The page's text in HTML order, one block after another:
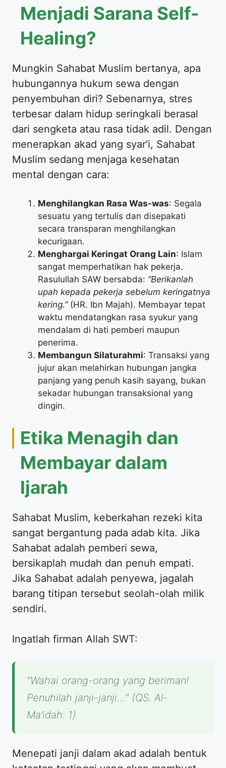
Menjadi Sarana Self-
Healing?
​Mungkin Sahabat Muslim bertanya, apa
hubungannya hukum sewa dengan
penyembuhan diri? Sebenarnya, stres
terbesar dalam hidup seringkali berasal
dari sengketa atau rasa tidak adil. Dengan
menerapkan akad yang syar’i, Sahabat
Muslim sedang menjaga kesehatan
mental dengan cara:
Menghilangkan Rasa Was-was: Segala
sesuatu yang tertulis dan disepakati
secara transparan menghilangkan
kecurigaan.
Menghargai Keringat Orang Lain: Islam
sangat memperhatikan hak pekerja.
Rasulullah SAW bersabda: “Berikanlah
upah kepada pekerja sebelum keringatnya
kering.”(HR. Ibn Majah). Membayar tepat
waktu mendatangkan rasa syukur yang
mendalam di hati pemberi maupun
penerima.
Membangun Silaturahmi: Transaksi yang
jujur akan melahirkan hubungan jangka
panjang yang penuh kasih sayang, bukan
sekadar hubungan transaksional yang
dingin.
​Etika Menagih dan
Membayar dalam
Ijarah
​Sahabat Muslim, keberkahan rezeki kita
sangat bergantung pada adab kita. Jika
Sahabat adalah pemberi sewa,
bersikaplah mudah dan penuh empati.
Jika Sahabat adalah penyewa, jagalah
barang titipan tersebut seolah-olah milik
sendiri.
​Ingatlah firman Allah SWT:
“Wahai orang-orang yang beriman!
Penuhilah janji-janji…” (QS. Al-
Ma’idah: 1)
​Menepati janji dalam akad adalah bentuk